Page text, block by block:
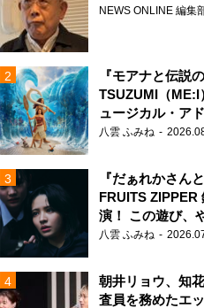
NEWS ONLINE 編集
『モアナと伝説の
TSUZUMI（ME:I
ュージカル・ア
声を響かせる
八雲 ふみね
『だぁれかさん
FRUITS ZIPPER
演！ この遊び、
せん。
八雲 ふみね
朝井リョウ、知
査員を務めたエ